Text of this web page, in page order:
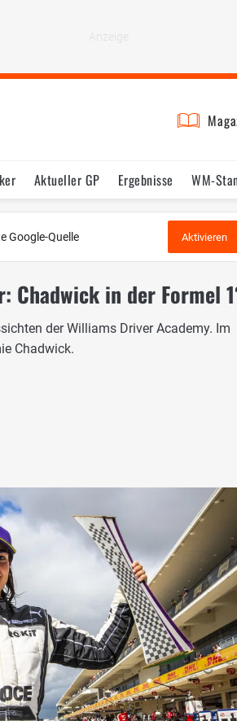
Aktueller GP Ergebnisse WM-
Statistik Testfahrten Reglement
Google-Quelle Aktivieren
Chadwick in der Formel
der Williams Driver Academy. Im
Chadwick.